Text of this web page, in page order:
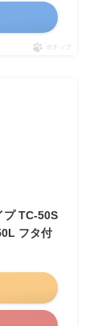
ポチップ
プ TC-50S
フタ付